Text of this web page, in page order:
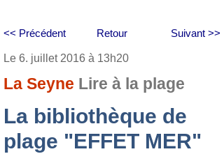
Retour
<< Précédent Suivant >>
Le 6. juillet 2016 à 13h20
La Seyne Lire à la plage
La bibliothèque de
plage "EFFET MER"